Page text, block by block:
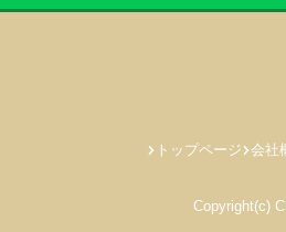
トップページ 会社
Copyright(c)